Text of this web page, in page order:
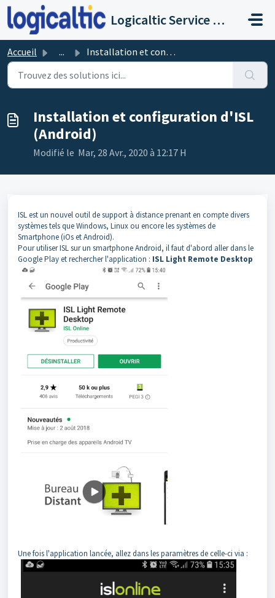
Passer au contenu principal
Logicaltic Service Desk
Accueil ... Installation et configuration d'ISL (Android)
Installation et configuration d'ISL
(Android)
Modifié le Mar, 28 Avr., 2020 à 12:17 H
ISL est un nouvel outil de support à distance prenant en compte divers
systèmes tels que Windows, Linux ou encore les systèmes de
Smartphone (iOs et Android).
Pour utiliser ISL sur un smartphone Android, il faut d'abord aller dans le
Google Play et rechercher l'application : ISL Light Remote Desktop
Une fois l'application lancée, allez dans les paramètres de celle-ci via :